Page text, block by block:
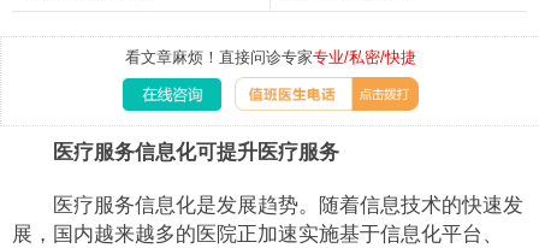
看文章麻烦！直接问诊专家专业/私密/快捷
医疗服务信息化可提升医疗服务
医疗服务信息化是发展趋势。随着信息技术的快速发
展，国内越来越多的医院正加速实施基于信息化平台、